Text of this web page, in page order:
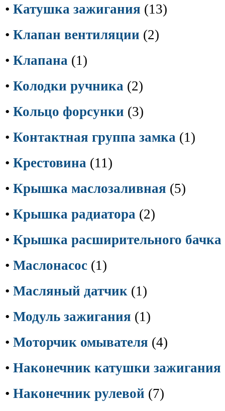
• Катушка зажигания (13)
• Клапан вентиляции (2)
• Клапана (1)
• Колодки ручника (2)
• Кольцо форсунки (3)
• Контактная группа замка (1)
• Крестовина (11)
• Крышка маслозаливная (5)
• Крышка радиатора (2)
• Крышка расширительного бачка
• Маслонасос (1)
• Масляный датчик (1)
• Модуль зажигания (1)
• Моторчик омывателя (4)
• Наконечник катушки зажигания
• Наконечник рулевой (7)